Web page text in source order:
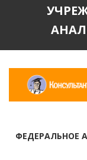
ФЕДЕРАЛЬНОЕ